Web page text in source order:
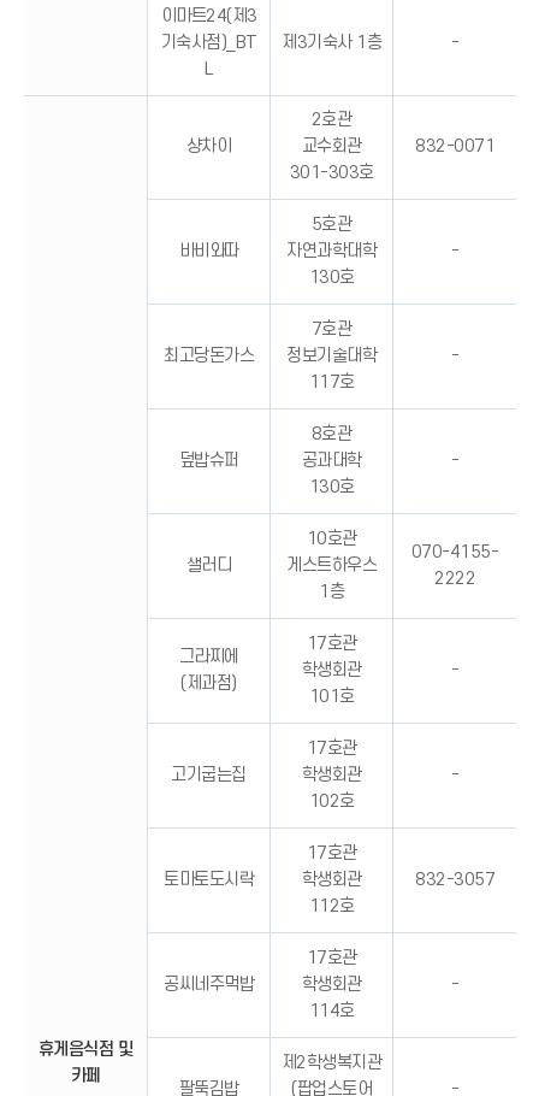
이마트24(제3
기숙사점)_BT
L
제3기숙사 1층 -
휴게음식점 및
카페
샹차이
2호관
교수회관
301-303호
832-0071
바비와따
5호관
자연과학대학
130호
-
최고당돈가스
7호관
정보기술대학
117호
-
덮밥슈퍼
8호관
공과대학
130호
-
샐러디
10호관
게스트하우스
1층
070-4155-
2222
그라찌에
(제과점)
17호관
학생회관
101호
-
고기굽는집
17호관
학생회관
102호
-
토마토도시락
17호관
학생회관
112호
832-3057
공씨네주먹밥
17호관
학생회관
114호
-
팔뚝김밥
제2학생복지관
(팝업스토어
-